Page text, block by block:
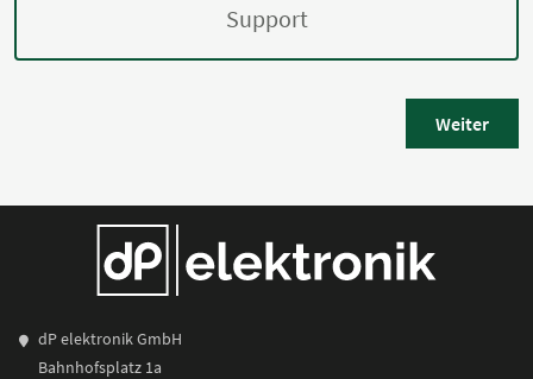
Support
Weiter
dP elektronik GmbH
Bahnhofsplatz 1a